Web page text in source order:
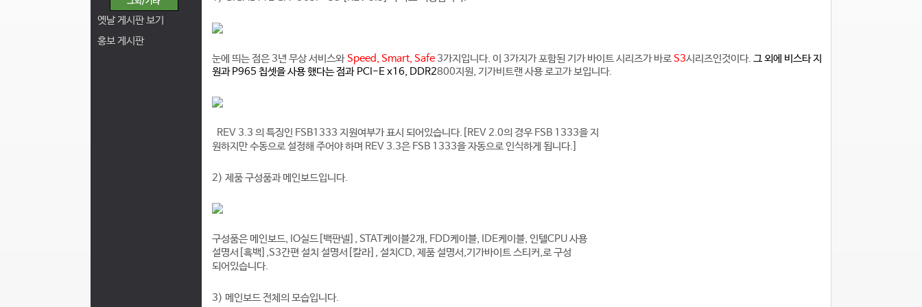
옛날 게시판 보기
홍보 게시판
눈에 띄는점은 3년 무상 서비스와Speed, Smart, Safe 3가지입니다. 이 3가지가 포함된 기가 바이 트 시리즈가 바로S3시리즈인것이다. 그 외에 비스타 지
원과 P965 칩셋을 사용 했다는 점과PCI-E x16, DDR2800지원, 기가비트랜 사용 로고가 보입니다.
REV 3.3 의 특징인 FSB1333 지원여부가 표시 되어있습니다.[REV 2.0의 경우 FSB 1333을 지
원하지만 수동으로 설정해 주어야 하며 REV 3.3은 FSB 1333을 자동으로 인식하게 됩니다.]
2) 제품 구성품과 메인보드입니다.
구성품은 메인보드, IO실드[백판넬], STAT케이블2개, FDD케이블, IDE케이블, 인텔CPU 사용
설명서[흑백],S3간편 설치 설명서[칼라], 설치CD, 제품 설명서,기가바이트 스티커,로 구성
되어있습니다.
3) 메인보드 전체의 모습입니다.